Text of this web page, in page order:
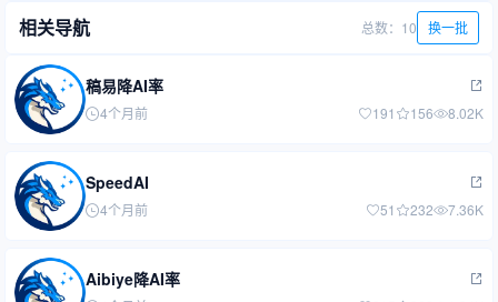
相关导航 总数：10 换一批
稿易降AI率
4个月前 191 156 8.02K
SpeedAI
4个月前 51 232 7.36K
Aibiye降AI率